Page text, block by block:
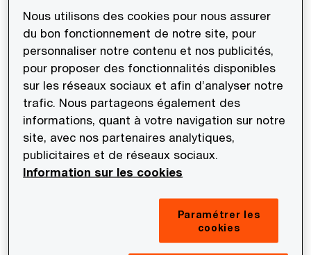
Equation : le développement durable et la
technologie.
Activités d’audit et de conseil en
gestion des risques
Kenza Sabouni :Expert-comptable, diplômée de
l’Ecole Nationale de Commerce et de Gestion de
Settat, elle rejoint les équipes de PwC au Maroc
en 2008. Avec plus de 16 ans d'expérience dans
les métiers de l’audit et du conseil financier et
comptable, elle gère aujourd'hui plusieurs
missions d’audit et de conseil dans différents
Nous utilisons des cookies pour nous assurer
du bon fonctionnement de notre site, pour
personnaliser notre contenu et nos publicités,
pour proposer des fonctionnalités disponibles
sur les réseaux sociaux et afin d’analyser notre
trafic. Nous partageons également des
informations, quant à votre navigation sur notre
site, avec nos partenaires analytiques,
publicitaires et de réseaux sociaux.
Information sur les cookies
Paramétrer les
cookies